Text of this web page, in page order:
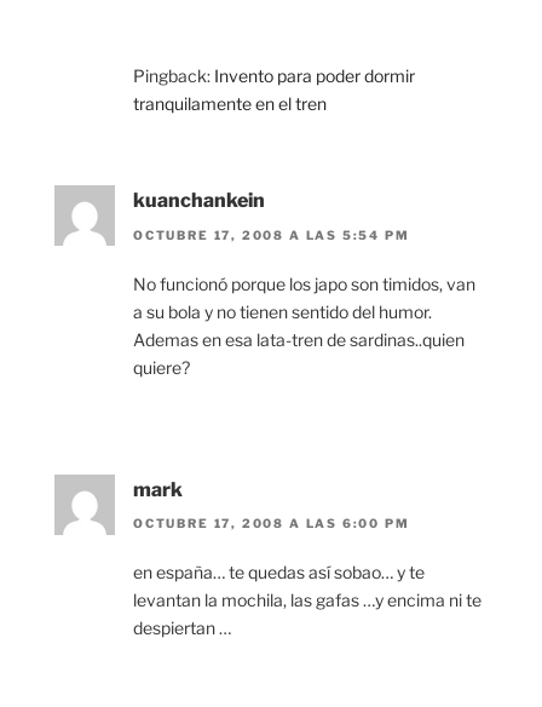
Pingback: Invento para poder dormir
tranquilamente en el tren
kuanchankein
OCTUBRE 17, 2008 A LAS 5:54 PM
No funcionó porque los japo son timidos, van
a su bola y no tienen sentido del humor.
Ademas en esa lata-tren de sardinas..quien
quiere?
mark
OCTUBRE 17, 2008 A LAS 6:00 PM
en españa… te quedas así sobao… y te
levantan la mochila, las gafas …y encima ni te
despiertan …